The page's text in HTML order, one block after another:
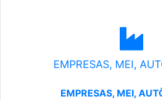
EMPRESAS, MEI,
EMPRESAS, MEI,